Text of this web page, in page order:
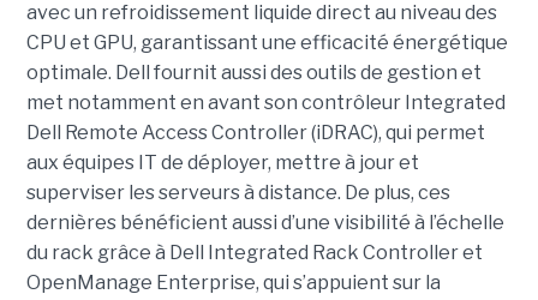
avec un refroidissement liquide direct au niveau des
CPU et GPU, garantissant une efficacité énergétique
optimale. Dell fournit aussi des outils de gestion et
met notamment en avant son contrôleur Integrated
Dell Remote Access Controller (iDRAC), qui permet
aux équipes IT de déployer, mettre à jour et
superviser les serveurs à distance. De plus, ces
dernières bénéficient aussi d’une visibilité à l’échelle
du rack grâce à Dell Integrated Rack Controller et
OpenManage Enterprise, qui s’appuient sur la